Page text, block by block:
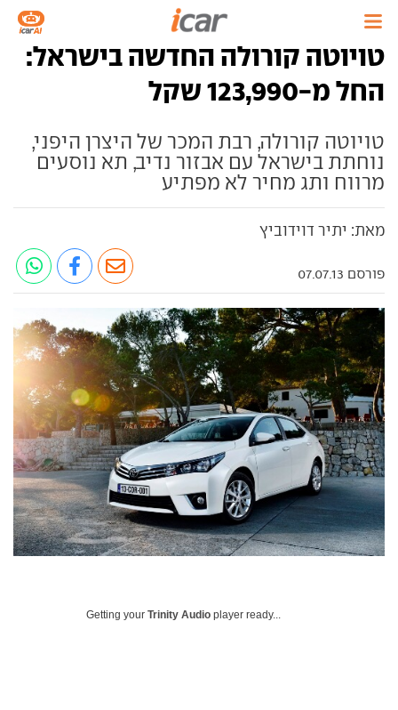
טויוטה קורולה החדשה בישראל:
החל מ-123,990 שקל
טויוטה קורולה, רבת המכר של היצרן היפני,
נוחתת בישראל עם אבזור נדיב, תא נוסעים
מרווח ותג מחיר לא מפתיע
מאת: יתיר דוידוביץ
פורסם 07.07.13
Getting your Trinity Audio player ready...